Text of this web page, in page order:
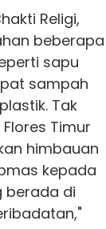
Religi,
beberapa
sapu
sampah
Tak
Timur
himbauan
kepada
berada di